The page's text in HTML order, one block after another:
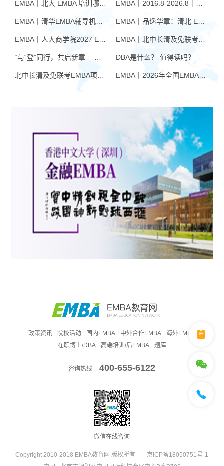
EMBA丨北大 EMBA 培训哪家好？从招生逻辑看选择标准 EMBA丨2016.8-2026.8｜品逸华章EMBA10周年：一群人，一条上岸路
EMBA丨清华EMBA辅导机构推荐：怎么选才不踩坑 EMBA丨品逸华章：清北 EMBA 辅导的学院派实力全景
EMBA丨人大商学院2027 EMBA招生 高额奖学金+前置赋能通道 EMBA丨北中长清及免联考EMBA项目申请时间汇总（7月篇）
“与“登”同行，共启新章 —— 樊登老师与品逸华章团队新年聚会 DBA是什么？ 值得读吗？
北中长清及免联考EMBA项目申请时间汇总（4月篇） EMBA丨2026年全国EMBA学费汇总
政策资讯 院校活动 国内EMBA 中外合作EMBA
海外EMBA
在职博士/DBA
高端培训/后EMBA 题库
咨询热线 400-655-6122
微信在线咨询
Copyright 2010-2018 EMBA教育网 版权所有
京ICP备18050751号-1